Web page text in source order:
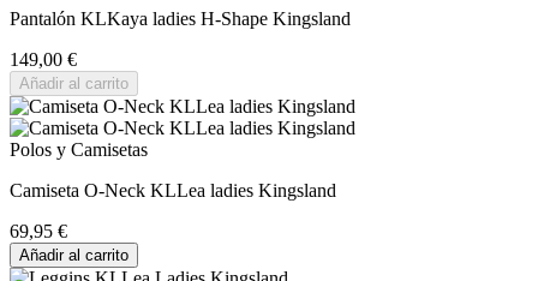
Pantalón KLKaya ladies H-Shape Kingsland
149,00 €
Añadir al carrito
Polos y Camisetas
Camiseta O-Neck KLLea ladies Kingsland
69,95 €
Añadir al carrito